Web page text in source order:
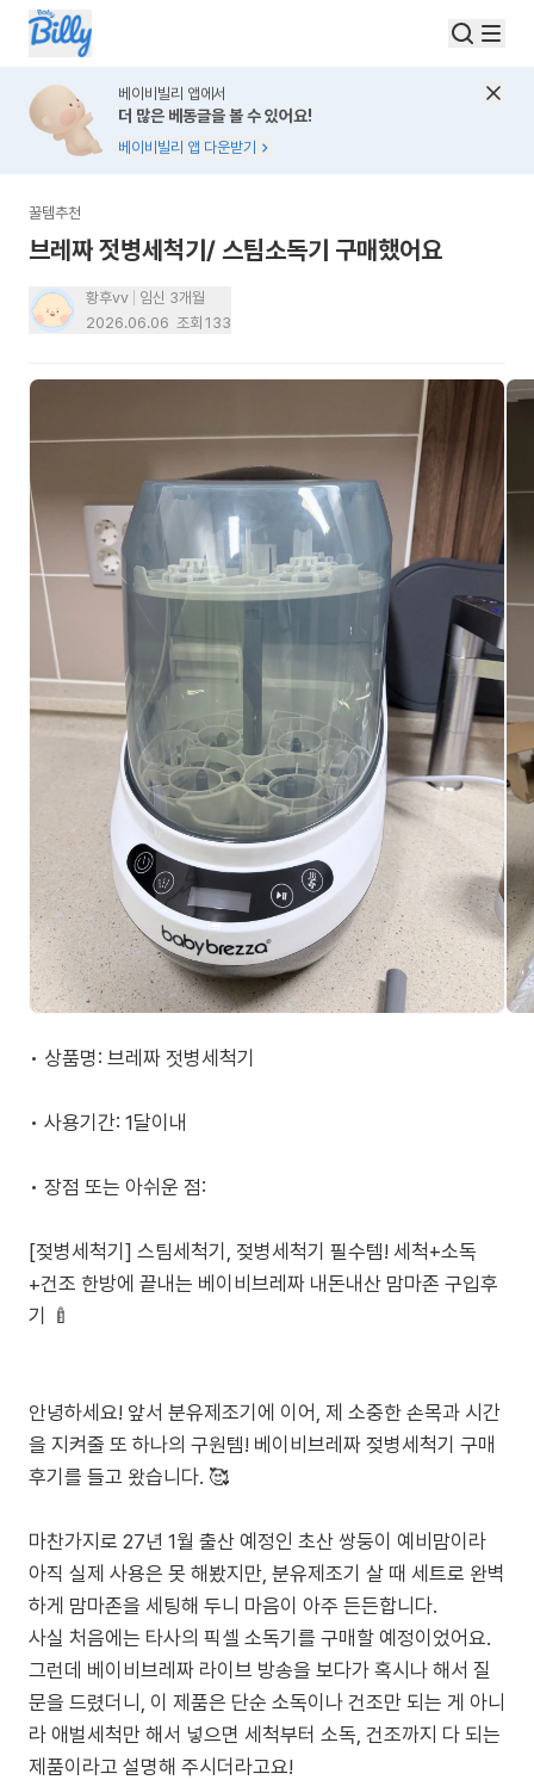
베이비빌리 앱에서
더 많은 베동글을 볼 수 있어요!
베이비빌리 앱 다운받기
꿀템추천
브레짜 젓병세척기/ 스팀소독기 구매했어요
황후vv
임신 3개월
2026.06.06 조회 133
• 상품명: 브레짜 젓병세척기
• 사용기간: 1달이내
• 장점 또는 아쉬운 점:
[젖병세척기] 스팀세척기, 젖병세척기 필수템! 세척+소독
+건조 한방에 끝내는 베이비브레짜 내돈내산 맘마존 구입후
기 🍼
안녕하세요! 앞서 분유제조기에 이어, 제 소중한 손목과 시간
을 지켜줄 또 하나의 구원템! 베이비브레짜 젖병세척기 구매
후기를 들고 왔습니다. 🥰
마찬가지로 27년 1월 출산 예정인 초산 쌍둥이 예비맘이라
아직 실제 사용은 못 해봤지만, 분유제조기 살 때 세트로 완벽
하게 맘마존을 세팅해 두니 마음이 아주 든든합니다.
사실 처음에는 타사의 픽셀 소독기를 구매할 예정이었어요.
그런데 베이비브레짜 라이브 방송을 보다가 혹시나 해서 질
문을 드렸더니, 이 제품은 단순 소독이나 건조만 되는 게 아니
라 애벌세척만 해서 넣으면 세척부터 소독, 건조까지 다 되는
제품이라고 설명해 주시더라고요!